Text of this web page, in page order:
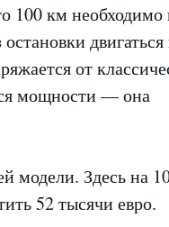
100 км необходимо
двигаться
от
мощности — она
модели. Здесь на
52 тысячи евро.